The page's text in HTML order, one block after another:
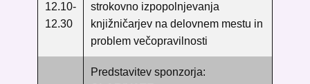
12.10-
12.30
strokovno izpopolnjevanja
knjižničarjev na delovnem mestu in
problem večopravilnosti
Predstavitev sponzorja: